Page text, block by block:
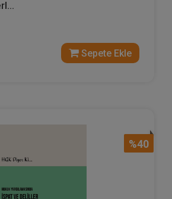
Sepete Ekle
%40